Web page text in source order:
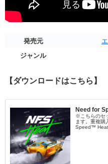
発売元
ジャンル
【ダウンロードはこちら】
Need for
※こちらのセ
ます。重複購
Speed™ Heat